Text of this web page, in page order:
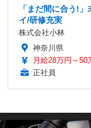
「まだ間に合う!
イ/研修充実
株式会社小林
神奈川県
月給28万円～50
正社員